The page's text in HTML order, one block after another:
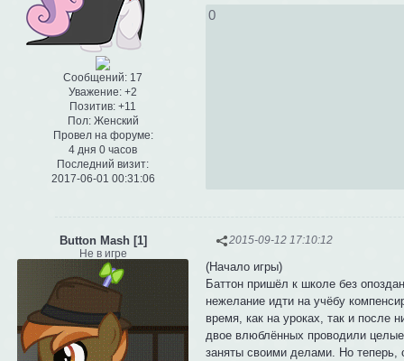
Сообщений: 17
Уважение: +2
Позитив: +11
Пол:Женский
Провел на форуме:
4 дня 0 часов
Последний визит:
2017-06-01 00:31:06
0
2015-09-12 17:10:12
Button Mash [1]
Не в игре
(Начало игры)
Баттон пришёл к школе без
нежелание идти на учёбу
время, как на уроках, так и после
двое влюблённых проводили
заняты своими делами. Но теперь,